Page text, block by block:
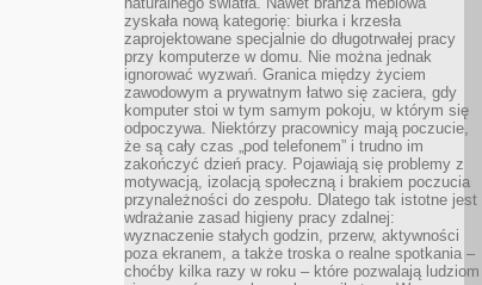
zyskała nową kategorię: biurka i krzesła
zaprojektowane specjalnie do długotrwałej pracy
przy komputerze w domu. Nie można jednak
ignorować wyzwań. Granica między życiem
zawodowym a prywatnym łatwo się zaciera, gdy
komputer stoi w tym samym pokoju, w którym się
odpoczywa. Niektórzy pracownicy mają poczucie,
że są cały czas „pod telefonem” i trudno im
zakończyć dzień pracy. Pojawiają się problemy z
motywacją, izolacją społeczną i brakiem poczucia
przynależności do zespołu. Dlatego tak istotne jest
wdrażanie zasad higieny pracy zdalnej:
wyznaczenie stałych godzin, przerw, aktywności
poza ekranem, a także troska o realne spotkania –
choćby kilka razy w roku – które pozwalają ludziom